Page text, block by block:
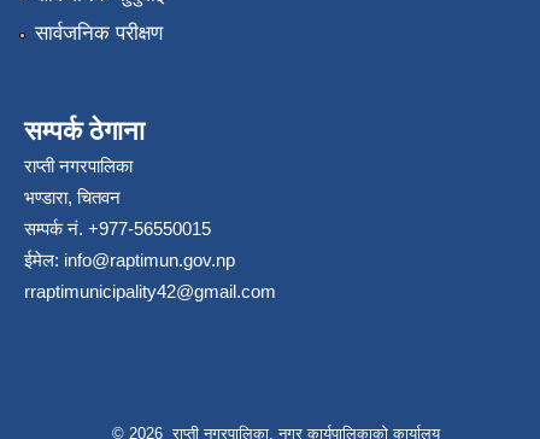
सार्वजनिक परीक्षण
सम्पर्क ठेगाना
राप्ती नगरपालिका
भण्डारा, चितवन
सम्पर्क नं. +977-56550015
ईमेल: info@raptimun.gov.np
rraptimunicipality42@gmail.com
© 2026 राप्ती नगरपालिका, नगर कार्यपालिकाको कार्यालय